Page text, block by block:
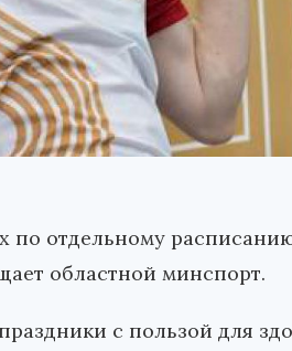
по отдельному
областной минспорт.
с пользой для